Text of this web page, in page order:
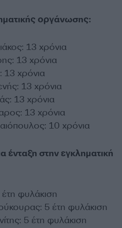
οργάνωσης:
13 χρόνια
13 χρόνια
13 χρόνια
13 χρόνια
13 χρόνια
13 χρόνια
10 χρόνια
ένταξη στην εγκληματική
φυλάκιση
5 έτη φυλάκιση
5 έτη φυλάκιση